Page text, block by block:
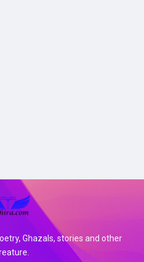
Ghazals, stories and other